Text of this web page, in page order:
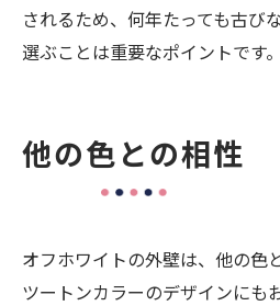
されるため、何年たっても古び
選ぶことは重要なポイントです。
他の色との相性
オフホワイトの外壁は、他の色
ツートンカラーのデザインにも